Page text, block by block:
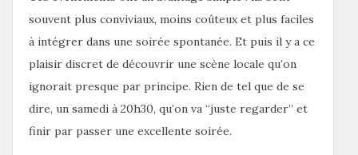
souvent plus conviviaux, moins coûteux et plus faciles
à intégrer dans une soirée spontanée. Et puis il y a ce
plaisir discret de découvrir une scène locale qu’on
ignorait presque par principe. Rien de tel que de se
dire, un samedi à 20h30, qu’on va “juste regarder” et
finir par passer une excellente soirée.